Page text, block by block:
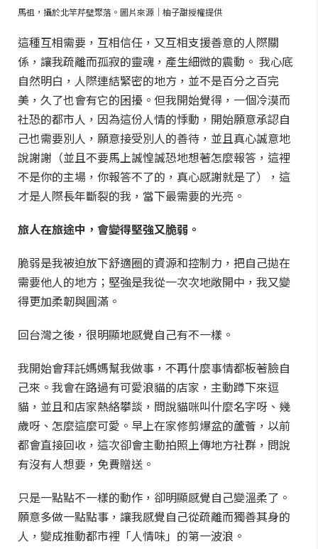
馬祖，攝於北竿芹壁聚落。圖片來源｜柚子甜授權提供
這種互相需要，互相信任，又互相支援善意的人際關
係，讓我疏離而孤寂的靈魂，產生細微的震動。 我心底
自然明白，人際連結緊密的地方，並不是百分之百完
美，久了也會有它的困擾。但我開始覺得，一個冷漠而
社恐的都市人，因為這份人情的悸動，開始願意承認自
己也需要別人，願意接受別人的善待，並且真心誠意地
說謝謝（並且不要馬上誠惶誠恐地想著怎麼報答，這裡
不是你的主場，你報答不了的，真心感謝就是了），這
才是人際長年斷裂的我，當下最需要的光亮。
旅人在旅途中，會變得堅強又脆弱。
脆弱是我被迫放下舒適圈的資源和控制力，把自己拋在
需要他人的地方；堅強是我從一次次地敞開中，我又變
得更加柔韌與圓滿。
回台灣之後，很明顯地感覺自己有不一樣。
我開始會拜託媽媽幫我做事，不再什麼事情都板著臉自
己來。我會在路過有可愛浪貓的店家，主動蹲下來逗
貓，並且和店家熱絡攀談，問說貓咪叫什麼名字呀、幾
歲呀、怎麼這麼可愛。早上在家修剪爆盆的蘆薈，以前
都會直接回收，這次卻會主動拍照上傳地方社群，問說
有沒有人想要，免費贈送。
只是一點點不一樣的動作，卻明顯感覺自己變溫柔了。
願意多做一點點事，讓我感覺自己從疏離而獨善其身的
人，變成推動都市裡「人情味」的第一波浪。